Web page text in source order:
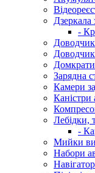
Дзеркала
-
Домкрати
Зарядна
Камери
Каністри
Лебідки,
-
Мийки
Набори